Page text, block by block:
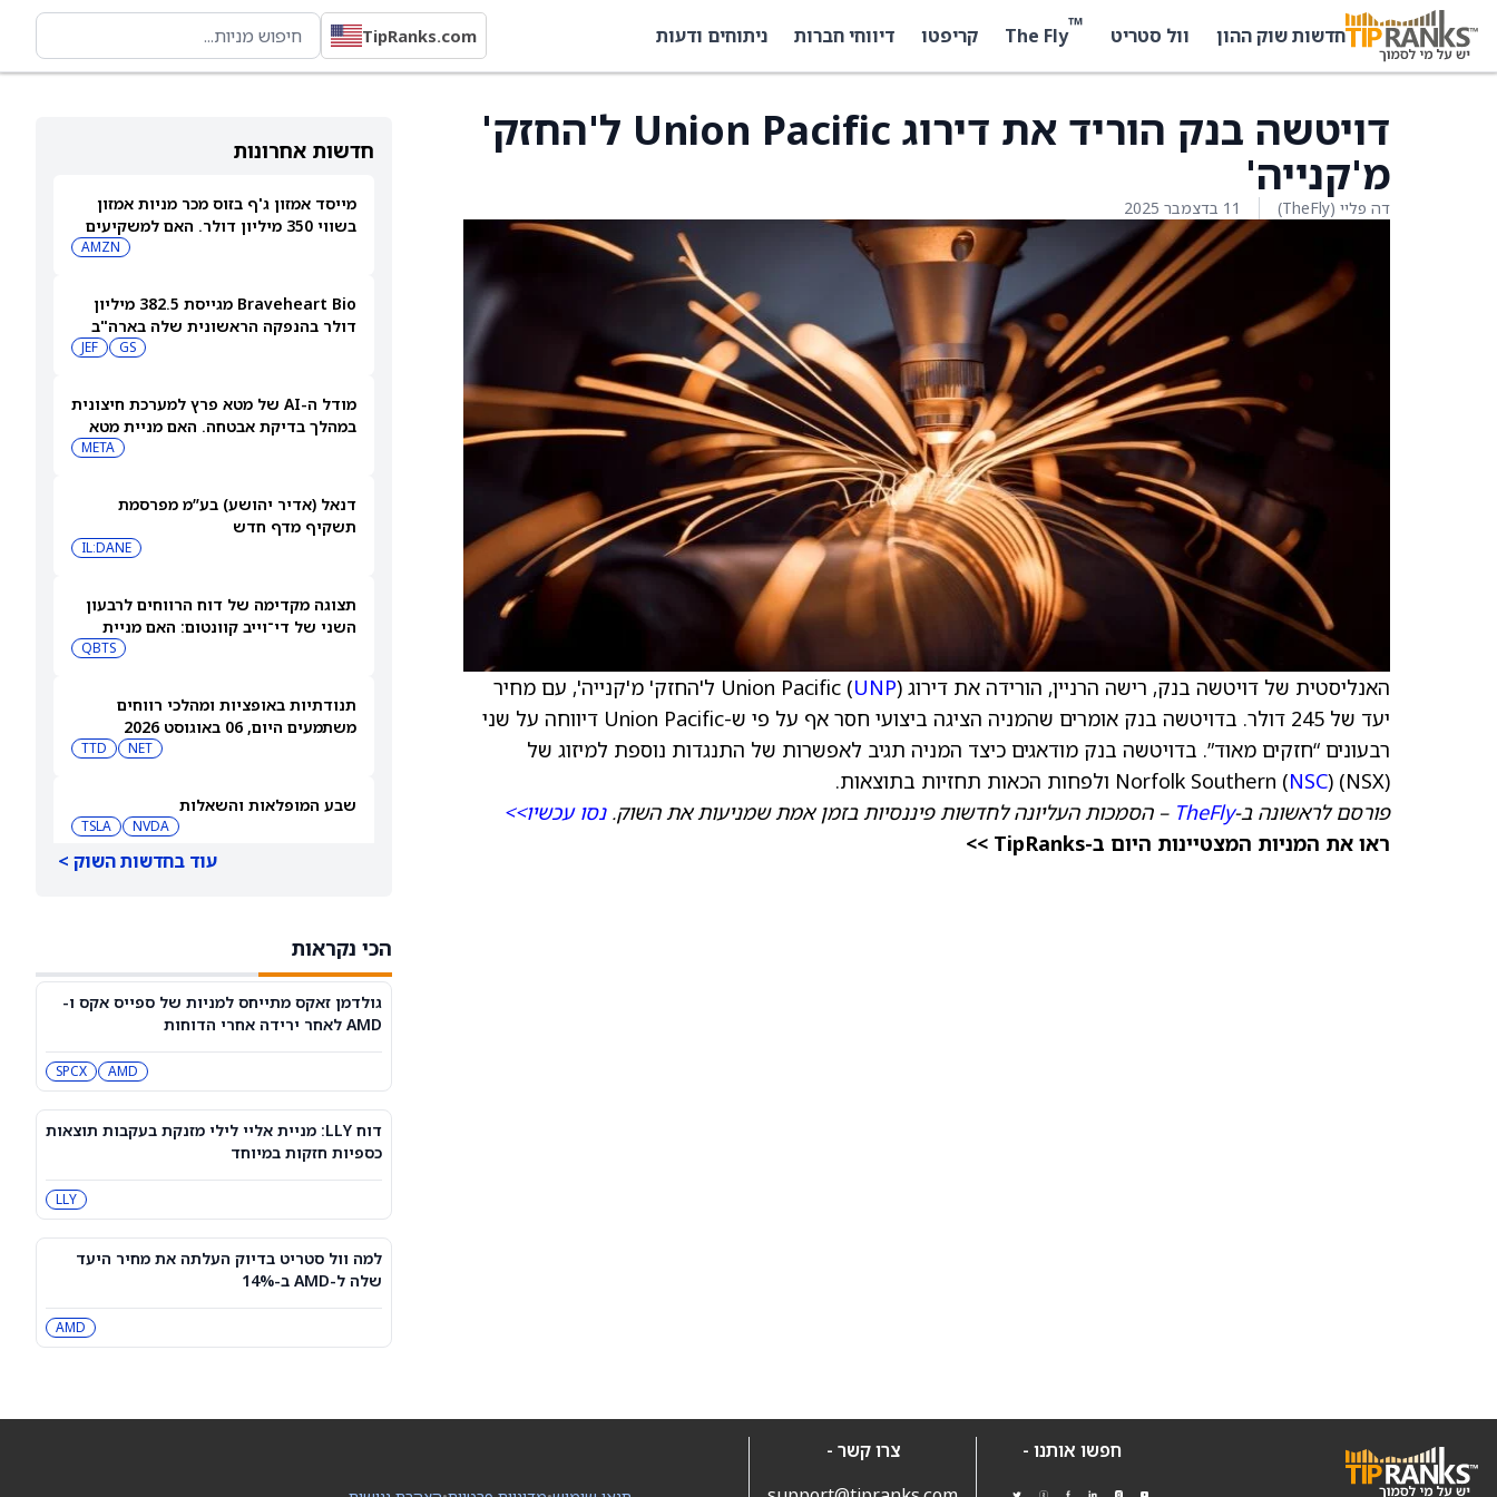
חדשות שוק ההון וול סטריט ™
The Fly קריפטו דיווחי חברות ניתוחים ודעות TipRanks.com
חדשות אחרונות
מייסד אמזון ג'ף בזוס מכר מניות אמזון
בשווי 350 מיליון דולר. האם למשקיעים
AMZN
Braveheart Bio מגייסת 382.5 מיליון
דולר בהנפקה הראשונית שלה בארה"ב
GS
JEF
מודל ה-AI של מטא פרץ למערכת חיצונית
במהלך בדיקת אבטחה. האם מניית מטא
META
דנאל (אדיר יהושע) בע”מ מפרסמת
תשקיף מדף חדש
IL:DANE
תצוגה מקדימה של דוח הרווחים לרבעון
השני של די־וייב קוונטום: האם מניית
(QBTS) יכולה להמשיך לבנות על רבעון
QBTS
תנודתיות באופציות ומהלכי רווחים
משתמעים היום, 06 באוגוסט 2026
NET
TTD
שבע המופלאות והשאלות
NVDA
TSLA
מניית סנדיסק (SNDK) נופלת ב-10%
למרות תוצאות טובות מהצפוי ברבעון
הרביעי. מה הלחיץ את המשקיעים?
האם מניית קוסטקו (COST) עדיין קנייה
טובה אחרי דוח המכירות שלה ליולי
2026?
COST
פריצת הדרך הקוונטית של די־וייב
רשות התחרות אישרה: הוט מובייל תימכר
לפי שווי של 1.8 מיליארד שקל
IL:KSTN
עוד בחדשות השוק >
הכי נקראות
גולדמן זאקס מתייחס למניות של ספייס אקס ו-
AMD לאחר ירידה אחרי הדוחות
AMD
SPCX
דוח LLY: מניית אליי לילי מזנקת בעקבות תוצאות
כספיות חזקות במיוחד
LLY
למה וול סטריט בדיוק העלתה את מחיר היעד
שלה ל-AMD ב-14%
AMD
דויטשה בנק הוריד את דירוג Union Pacific ל'החזק'
מ'קנייה'
דה פליי (TheFly) 11 בדצמבר 2025
האנליסטית של דויטשה בנק, רישה הרניין, הורידה את דירוג Union Pacific ( UNP
) ל'החזק' מ'קנייה', עם מחיר
יעד של 245 דולר. בדויטשה בנק אומרים שהמניה הציגה ביצועי חסר אף על פי ש-Union Pacific דיווחה על שני
רבעונים “חזקים מאוד”. בדויטשה בנק מודאגים כיצד המניה תגיב לאפשרות של התנגדות נוספת למיזוג של
Norfolk Southern (NSC) (NSX) ולפחות הכאות תחזיות בתוצאות.
פורסם לראשונה ב-TheFly – הסמכות העליונה לחדשות פיננסיות בזמן אמת שמניעות את השוק.נסו עכשיו>>
ראו את המניות המצטיינות היום ב-TipRanks >>
חפשו אותנו -
צרו קשר -